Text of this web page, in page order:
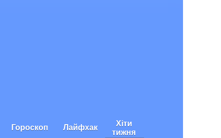
Гороскоп Лайфхак Хіти
тижня